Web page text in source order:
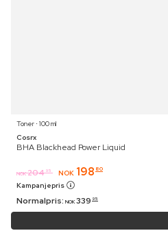
Toner ⋅ 100 ml
Cosrx
BHA Blackhead Power Liquid
NOK 204 95 NOK 198 80
Kampanjepris
Normalpris: NOK 339 95